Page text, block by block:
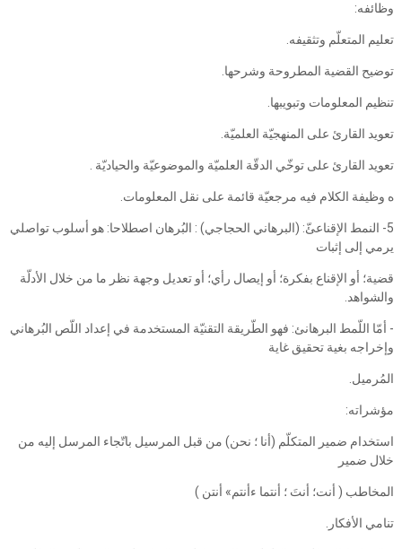
وظائفه:
تعليم المتعلّم وتثقيفه.
توضيح القضية المطروحة وشرحها.
تنظيم المعلومات وتبويبها.
تعويد القارئ على المنهجيّة العلميّة.
تعويد القارئ على توخّي الدقّة العلميّة والموضوعيّة والحياديّة .
ه وظيفة الكلام فيه مرجعيّة قائمة على نقل المعلومات.
5- النمط الإقناعئّ: (البرهاني الحجاجي) : البُرهان اصطلاحا: هو أسلوب تواصلي
يرمي إلى إثبات
قضية؛ أو الإقناع بفكرة؛ أو إيصال رأي؛ أو تعديل وجهة نظر ما من خلال الأدلّة
والشواهد.
- أمّا اللّمط البرهانئ: فهو الطّريقة التقنيّة المستخدمة في إعداد اللّص البُرهاني
وإخراجه بغية تحقيق غاية
المُرميل.
مؤشراته:
استخدام ضمير المتكلّم (أنا ؛ نحن) من قبل المرسيل باتّجاء المرسل إليه من
خلال ضمير
المخاطب ( أنت؛ أنتَ ؛ أنتما ءأنتم» أنتن )
تنامي الأفكار.